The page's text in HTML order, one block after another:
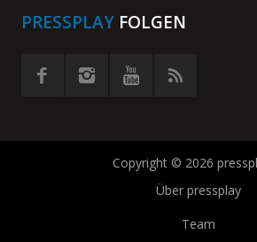
PRESSPLAY FOLGEN
Copyright © 2026
Über pressplay
Team